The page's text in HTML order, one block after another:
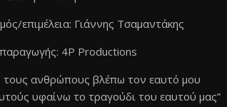
επιμέλεια: Γιάννης Τσαμαντάκης
4P Productions
τους ανθρώπους βλέπω τον εαυτό μου
υφαίνω το τραγούδι του εαυτού μας”